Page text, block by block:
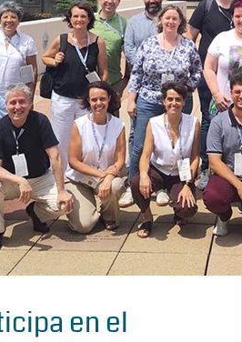
en el